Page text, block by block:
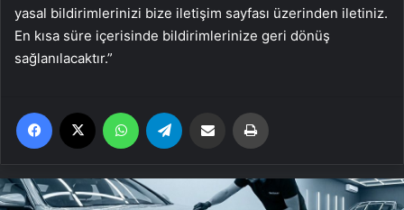
yasal bildirimlerinizi bize iletişim sayfası üzerinden iletiniz.
En kısa süre içerisinde bildirimlerinize geri dönüş
sağlanılacaktır.”
Facebook WhatsApp Email'den paylaş